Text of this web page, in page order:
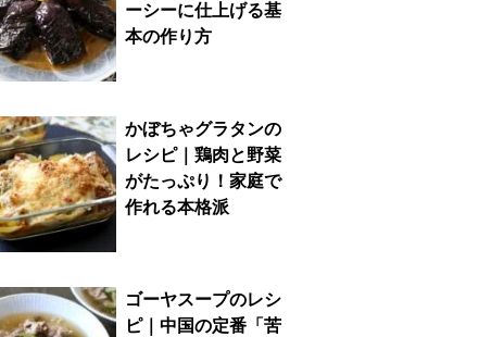
ーシーに仕上げる基
本の作り方
かぼちゃグラタンの
レシピ｜鶏肉と野菜
がたっぷり！家庭で
作れる本格派
ゴーヤスープのレシ
ピ｜中国の定番「苦